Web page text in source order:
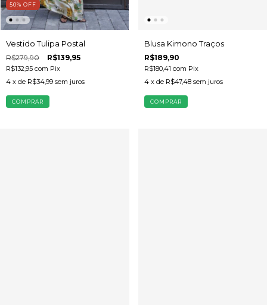
50% OFF
Vestido Tulipa Postal
R$279,90 R$139,95
R$132,95 com Pix
4 x de R$34,99 sem juros
COMPRAR
Blusa Kimono Traços
R$189,90
R$180,41 com Pix
4 x de R$47,48 sem juros
COMPRAR